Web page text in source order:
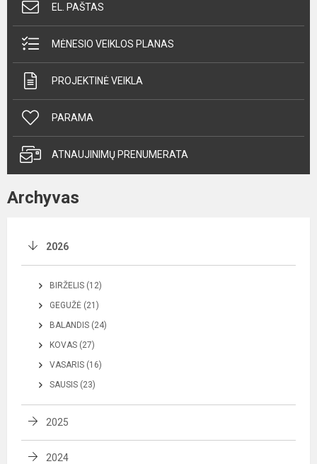
EL. PAŠTAS
MĖNESIO VEIKLOS PLANAS
PROJEKTINĖ VEIKLA
PARAMA
ATNAUJINIMŲ PRENUMERATA
Archyvas
2026
BIRŽELIS (12)
GEGUŽĖ (21)
BALANDIS (24)
KOVAS (27)
VASARIS (16)
SAUSIS (23)
2025
2024